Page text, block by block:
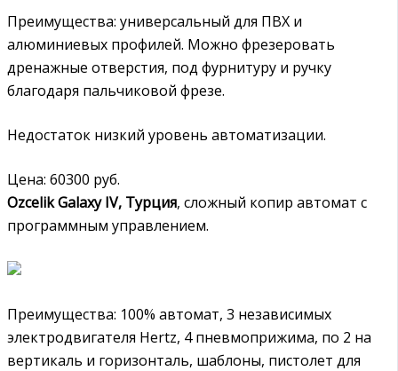
Преимущества: универсальный для ПВХ и
алюминиевых профилей. Можно фрезеровать
дренажные отверстия, под фурнитуру и ручку
благодаря пальчиковой фрезе.
Недостаток низкий уровень автоматизации.
Цена: 60300 руб.
Ozcelik Galaxy IV, Турция, сложный копир автомат с
программным управлением.
Преимущества: 100% автомат, 3 независимых
электродвигателя Hertz, 4 пневмоприжима, по 2 на
вертикаль и горизонталь, шаблоны, пистолет для